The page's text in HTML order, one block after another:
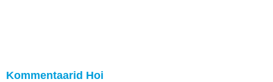
Kommentaarid Hoi